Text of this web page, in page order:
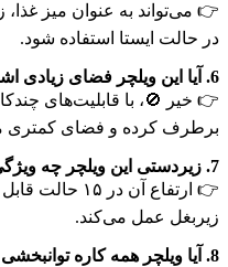
👉 می‌تواند به عنوان میز غذا،
در حالت ایستا استفاده شود.
6. آیا این ویلچر فضای زیادی اشغال می‌کند؟
👉 خیر 🚫، با قابلیت‌های
برطرف کرده و فضای کمتری
7. زیردستی این ویلچر چه ویژگی خاصی دارد؟
👉 ارتفاع آن
زیربغل عمل می‌کند.
8. آیا ویلچر همه کاره توانبخشی است؟